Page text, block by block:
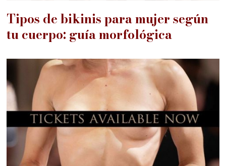
Tipos de bikinis para mujer según
tu cuerpo: guía morfológica